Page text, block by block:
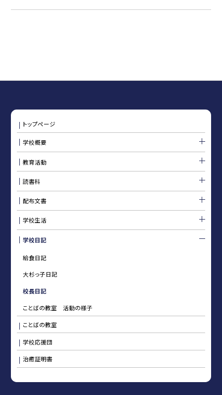
トップページ
学校概要
教育活動
読書科
配布文書
学校生活
学校日記
給食日記
大杉っ子日記
校長日記
ことばの教室 活動の様子
ことばの教室
学校応援団
治癒証明書